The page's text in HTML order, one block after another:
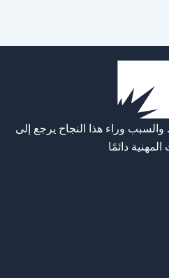
والسبب وراء هذا النجاح يرجع إلى
دائمًا